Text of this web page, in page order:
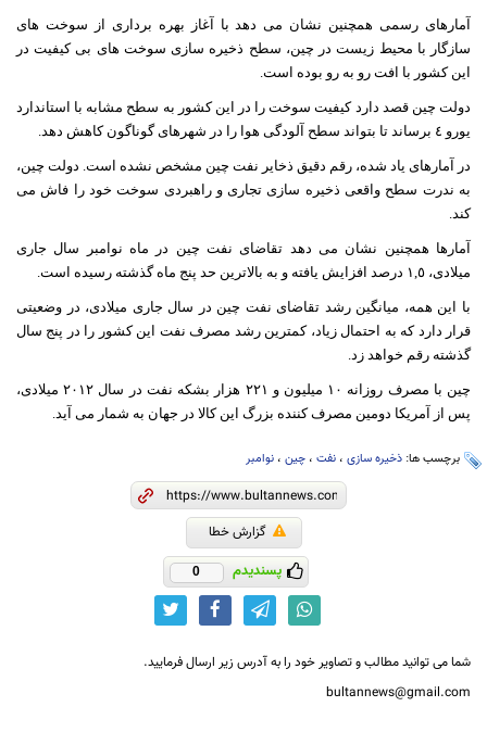
آمارهای رسمی همچنین نشان می دهد با آغاز بهره برداری از سوخت های
سازگار با محیط زیست در چین، سطح ذخیره سازی سوخت های بی کیفیت در
این کشور با افت رو به رو بوده است.
دولت چین قصد دارد کیفیت سوخت را در این کشور به سطح مشابه با استاندارد
یورو ٤ برساند تا بتواند سطح آلودگی هوا را در شهرهای گوناگون کاهش دهد.
در آمارهای یاد شده، رقم دقیق ذخایر نفت چین مشخص نشده است. دولت چین،
به ندرت سطح واقعی ذخیره سازی تجاری و راهبردی سوخت خود را فاش می
کند.
آمارها همچنین نشان می دهد تقاضای نفت چین در ماه نوامبر سال جاری
میلادی، ١,٥ درصد افزایش یافته و به بالاترین حد پنج ماه گذشته رسیده است.
با این همه، میانگین رشد تقاضای نفت چین در سال جاری میلادی، در وضعیتی
قرار دارد که به احتمال زیاد، کمترین رشد مصرف نفت این کشور را در پنج سال
گذشته رقم خواهد زد.
چین با مصرف روزانه ١٠ میلیون و ٢٢١ هزار بشکه نفت در سال ٢٠١٢ میلادی،
پس از آمریکا دومین مصرف کننده بزرگ این کالا در جهان به شمار می آید.
برچسب ها: ذخیره سازی ، نفت ، چین ، نوامبر
گزارش خطا
پسندیدم 0
شما می توانید مطالب و تصاویر خود را به آدرس زیر ارسال فرمایید.
bultannews@gmail.com